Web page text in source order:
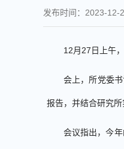
发布时间：2023-
12月 27 日上午
会上，所党委
报告，并结合研究
会议指出，今